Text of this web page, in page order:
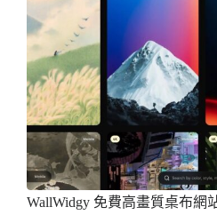
WallWidgy 免費高畫質桌布網